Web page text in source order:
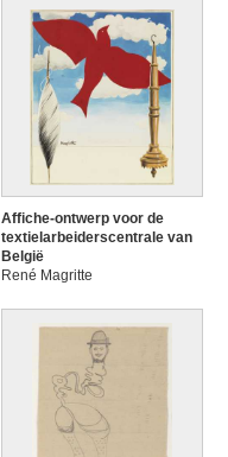
Affiche-ontwerp voor de
textielarbeiderscentrale van
België
René Magritte